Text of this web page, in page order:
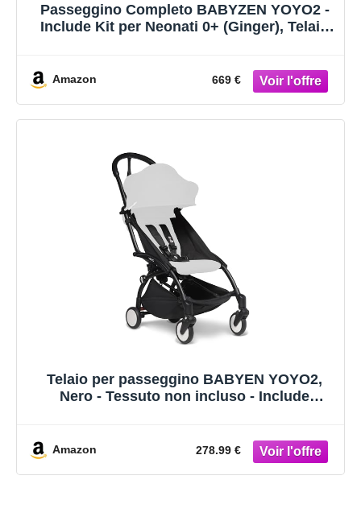
Passeggino Completo BABYZEN YOYO2 -
Include Kit per Neonati 0+ (Ginger), Telaio
Amazon 669 €
Telaio per passeggino BABYEN YOYO2,
Nero - Tessuto non incluso - Include
tracolla e la custodia protettiva
Amazon 278.99 €